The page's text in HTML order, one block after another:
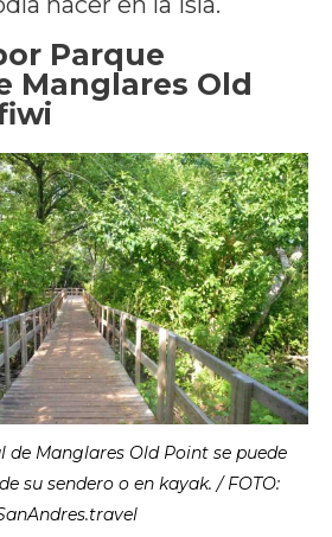
Parque
Manglares Old
de Manglares Old Point se puede
su sendero o en kayak. / FOTO: